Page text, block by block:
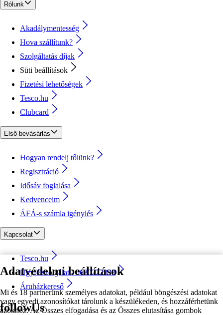
Adatvédelmi beállítások
Mi és 18 partnerünk személyes adatokat, például böngészési adatokat
vagy egyedi azonosítókat tárolunk a készülékeden, és hozzáférhetünk
azokhoz. Az Összes elfogadása és az Összes elutasítása gombok
Rólunk
Akadálymentesség
Hova szállítunk?
Szolgáltatás díjak
Süti beállítások
Fizetési lehetőségek
Tesco.hu
Clubcard
Első bevásárlás
Hogyan rendelj tőlünk?
Regisztráció
Idősáv foglalása
Kedvenceim
ÁFÁ-s számla igénylés
Kapcsolat
Tesco.hu
Ügyfélszolgálat - 0680222333
Áruházkereső
followUs